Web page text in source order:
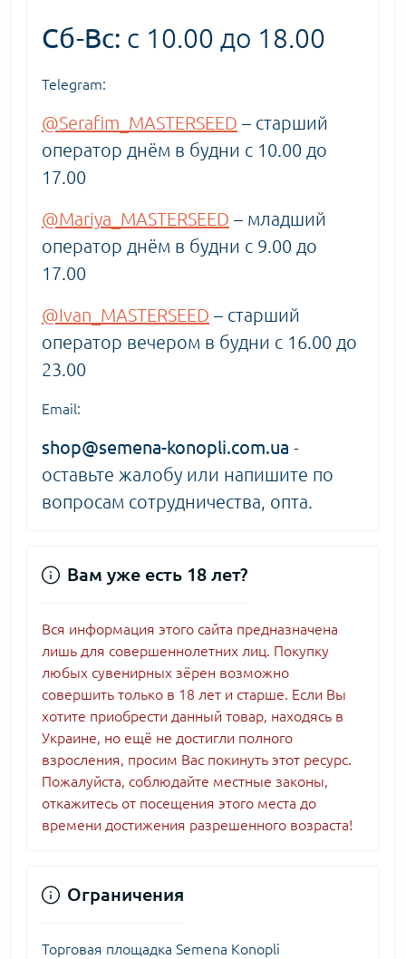
Сб-Вс: с 10.00 до 18.00
Telegram:
@Serafim_MASTERSEED – старший
оператор днём в будни с 10.00 до
17.00
@Mariya_MASTERSEED – младший
оператор днём в будни с 9.00 до
17.00
@Ivan_MASTERSEED – старший
оператор вечером в будни с 16.00 до
23.00
Email:
shop@semena-konopli.com.ua -
оставьте жалобу или напишите по
вопросам сотрудничества, опта.
Вам уже есть 18 лет?
Вся информация этого сайта предназначена
лишь для совершеннолетних лиц. Покупку
любых сувенирных зёрен возможно
совершить только в 18 лет и старше. Если Вы
хотите приобрести данный товар, находясь в
Украине, но ещё не достигли полного
взросления, просим Вас покинуть этот ресурс.
Пожалуйста, соблюдайте местные законы,
откажитесь от посещения этого места до
времени достижения разрешенного возраста!
Ограничения
Торговая площадка Semena Konopli